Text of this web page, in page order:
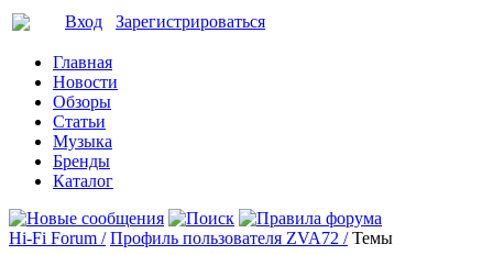
Вход Зарегистрироваться
Главная
Новости
Обзоры
Статьи
Музыка
Бренды
Каталог
Hi-Fi Forum / Профиль пользователя ZVA72 / Темы